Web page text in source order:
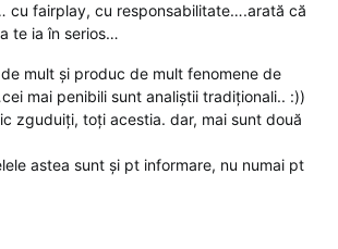
cu fairplay, cu responsabilitate….arată că
te ia în serios…
mult și produc de mult fenomene de
mai penibili sunt analiștii tradiționali.. :))
zguduiți, toți acestia. dar, mai sunt două
astea sunt și pt informare, nu numai pt